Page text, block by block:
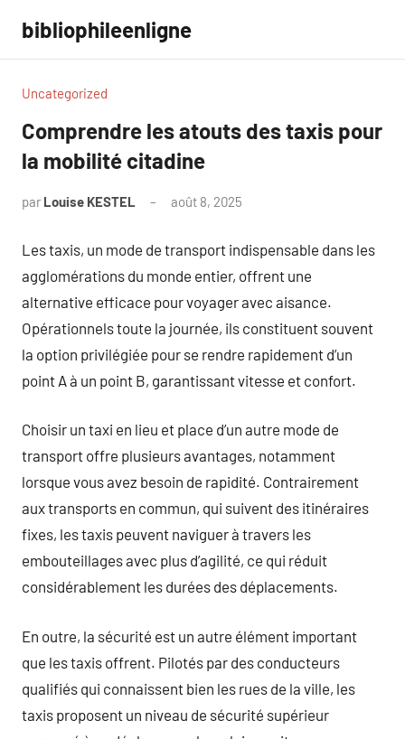
contenu
bibliophileenligne
Uncategorized
Comprendre les atouts des taxis pour
la mobilité citadine
par Louise KESTEL août 8, 2025
Les taxis, un mode de transport indispensable dans les
agglomérations du monde entier, offrent une
alternative efficace pour voyager avec aisance.
Opérationnels toute la journée, ils constituent souvent
la option privilégiée pour se rendre rapidement d’un
point A à un point B, garantissant vitesse et confort.
Choisir un taxi en lieu et place d’un autre mode de
transport offre plusieurs avantages, notamment
lorsque vous avez besoin de rapidité. Contrairement
aux transports en commun, qui suivent des itinéraires
fixes, les taxis peuvent naviguer à travers les
embouteillages avec plus d’agilité, ce qui réduit
considérablement les durées des déplacements.
En outre, la sécurité est un autre élément important
que les taxis offrent. Pilotés par des conducteurs
qualifiés qui connaissent bien les rues de la ville, les
taxis proposent un niveau de sécurité supérieur